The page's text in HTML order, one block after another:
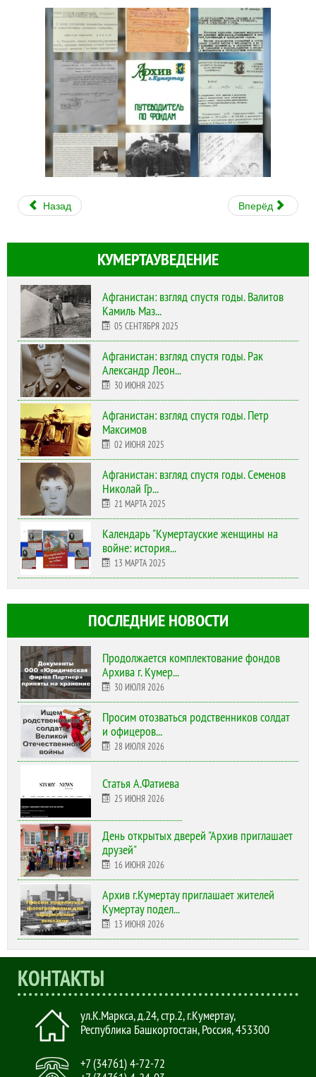
Назад Вперёд
КУМЕРТАУВЕДЕНИЕ
Афганистан: взгляд спустя годы. Валитов
Камиль Маз...
05 СЕНТЯБРЯ 2025
Афганистан: взгляд спустя годы. Рак
Александр Леон...
30 ИЮНЯ 2025
Афганистан: взгляд спустя годы. Петр
Максимов
02 ИЮНЯ 2025
Афганистан: взгляд спустя годы. Семенов
Николай Гр...
21 МАРТА 2025
Календарь "Кумертауские женщины на
войне: история...
13 МАРТА 2025
ПОСЛЕДНИЕ НОВОСТИ
Продолжается комплектование фондов
Архива г. Кумер...
30 ИЮЛЯ 2026
Просим отозваться родственников солдат
и офицеров...
28 ИЮЛЯ 2026
Статья А.Фатиева
25 ИЮНЯ 2026
День открытых дверей "Архив приглашает
друзей"
16 ИЮНЯ 2026
Архив г.Кумертау приглашает жителей
Кумертау подел...
13 ИЮНЯ 2026
КОНТАКТЫ
ул.К.Маркса, д.24, стр.2,г.Кумертау,
Республика Башкортостан, Россия,453300
+7 (34761) 4-72-72